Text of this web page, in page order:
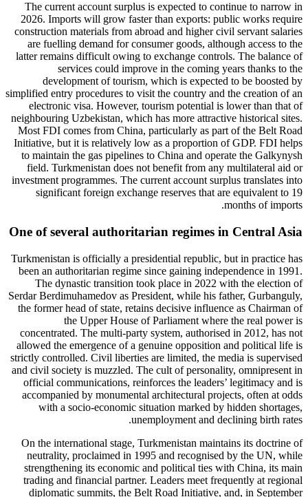
The current account surplus is expected to continue to narrow in
2026. Imports will grow faster than exports: public works require
construction materials from abroad and higher civil servant salaries
are fuelling demand for consumer goods, although access to the
latter remains difficult owing to exchange controls. The balance of
services could improve in the coming years thanks to the
development of tourism, which is expected to be boosted by
simplified entry procedures to visit the country and the creation of an
electronic visa. However, tourism potential is lower than that of
neighbouring Uzbekistan, which has more attractive historical sites.
Most FDI comes from China, particularly as part of the Belt Road
Initiative, but it is relatively low as a proportion of GDP. FDI helps
to maintain the gas pipelines to China and operate the Galkynysh
field. Turkmenistan does not benefit from any multilateral aid or
investment programmes. The current account surplus translates into
significant foreign exchange reserves that are equivalent to 19
months of imports.
One of several authoritarian regimes in Central Asia
Turkmenistan is officially a presidential republic, but in practice has
been an authoritarian regime since gaining independence in 1991.
The dynastic transition took place in 2022 with the election of
Serdar Berdimuhamedov as President, while his father, Gurbanguly,
the former head of state, retains decisive influence as Chairman of
the Upper House of Parliament where the real power is
concentrated. The multi-party system, authorised in 2012, has not
allowed the emergence of a genuine opposition and political life is
strictly controlled. Civil liberties are limited, the media is supervised
and civil society is muzzled. The cult of personality, omnipresent in
official communications, reinforces the leaders’ legitimacy and is
accompanied by monumental architectural projects, often at odds
with a socio-economic situation marked by hidden shortages,
unemployment and declining birth rates.
On the international stage, Turkmenistan maintains its doctrine of
neutrality, proclaimed in 1995 and recognised by the UN, while
strengthening its economic and political ties with China, its main
trading and financial partner. Leaders meet frequently at regional
diplomatic summits, the Belt Road Initiative, and, in September